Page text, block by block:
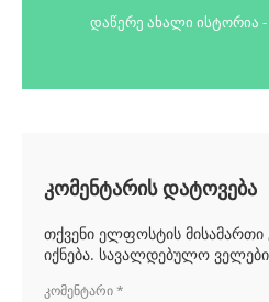
დაწერე ახალი ისტორია
კომენტარის დატოვება
თქვენი ელფოსტის მისამართი
იქნება. სავალდებულო
ᲙᲝᲛᲔᲜᲢᲐᲠᲘ*